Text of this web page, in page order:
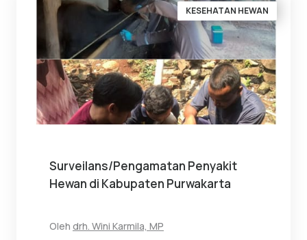
KESEHATAN HEWAN
Surveilans/Pengamatan Penyakit
Hewan di Kabupaten Purwakarta
Oleh drh. Wini Karmila, MP